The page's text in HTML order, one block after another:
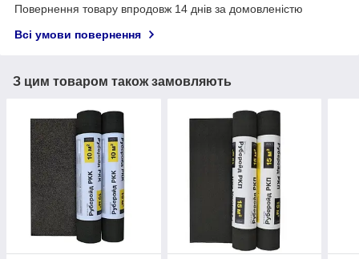
Повернення товару впродовж 14 днів за домовленістю
Всі умови повернення
З цим товаром також замовляють